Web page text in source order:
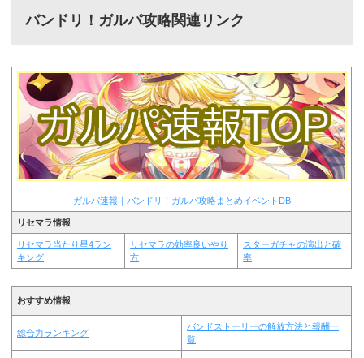
バンドリ！ガルパ攻略関連リンク
ガルパ速報｜バンドリ！ガルパ攻略まとめイベントDB
リセマラ情報
リセマラ当たり星4ラン
キング
リセマラの効率良いやり
方
スターガチャの演出と確
率
おすすめ情報
総合力ランキング
バンドストーリーの解放方法と報酬一
覧